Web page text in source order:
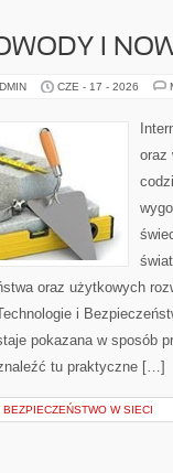
I
CZE - 17 - 2026
oraz
oraz użytkowych
i
pokazana w sposób
tu praktyczne […]
BEZPIECZEŃSTWO W SIECI